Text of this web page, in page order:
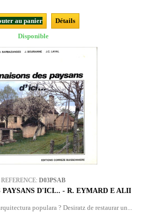
au panier
Détails
Disponible
REFERENCE: D03PSAB
PAYSANS D'ICI... - R. EYMARD E ALII
populara ? Desiratz de restaurar un...